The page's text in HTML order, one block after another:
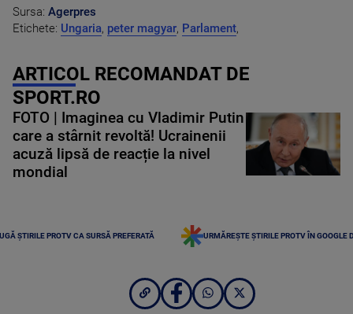
Sursa: Agerpres
Etichete: Ungaria, peter magyar, Parlament,
ARTICOL RECOMANDAT DE
SPORT.RO
FOTO | Imaginea cu Vladimir Putin
care a stârnit revoltă! Ucrainenii
acuză lipsă de reacție la nivel
mondial
ȘTIRILE PROTV CA SURSĂ PREFERATĂ URMĂREȘTE ȘTIRILE PROTV ÎN GOOGLE